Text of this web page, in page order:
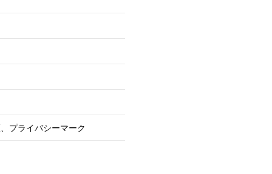
プライバシーマーク